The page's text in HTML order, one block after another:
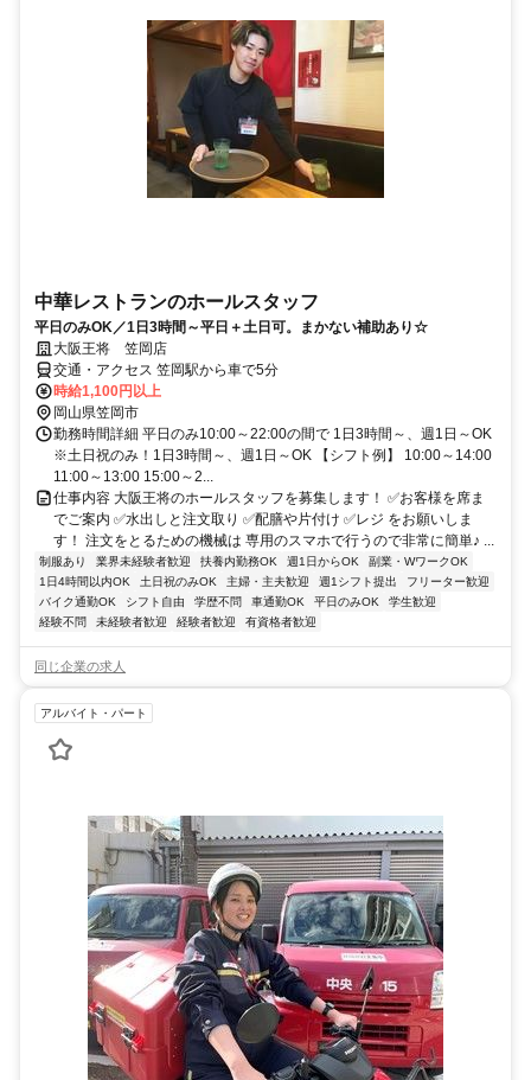
中華レストランのホールスタッフ
平日のみOK／1日3時間～平日＋土日可。まかない補助あり☆
大阪王将 笠岡店
交通・アクセス 笠岡駅から車で5分
時給1,100円以上
岡山県笠岡市
勤務時間詳細 平日のみ10:00～22:00の間で 1日3時間～、週1日～OK
※土日祝のみ！1日3時間～、週1日～OK 【シフト例】 10:00～14:00
11:00～13:00 15:00～2...
仕事内容 大阪王将のホールスタッフを募集します！ ✅お客様を席ま
でご案内 ✅水出しと注文取り ✅配膳や片付け ✅レジ をお願いしま
す！ 注文をとるための機械は 専用のスマホで行うので非常に簡単♪ ...
制服あり 業界未経験者歓迎 扶養内勤務OK 週1日からOK
副業・WワークOK
1日4時間以内OK
土日祝のみOK 主婦・主夫歓迎 週1シフト提出
フリーター歓迎
バイク通勤OK
シフト自由 学歴不問 車通勤OK 平日のみOK
学生歓迎
経験不問
未経験者歓迎 経験者歓迎 有資格者歓迎
同じ企業の求人
アルバイト・パート